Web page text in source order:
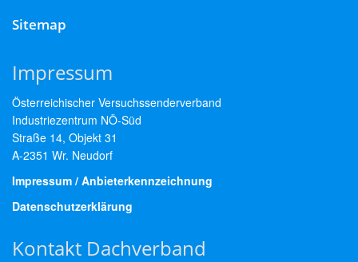
Sitemap
Impressum
Österreichischer Versuchssenderverband
Industriezentrum NÖ-Süd
Straße 14, Objekt 31
A-2351 Wr. Neudorf
Impressum / Anbieterkennzeichnung
Datenschutzerklärung
Kontakt Dachverband